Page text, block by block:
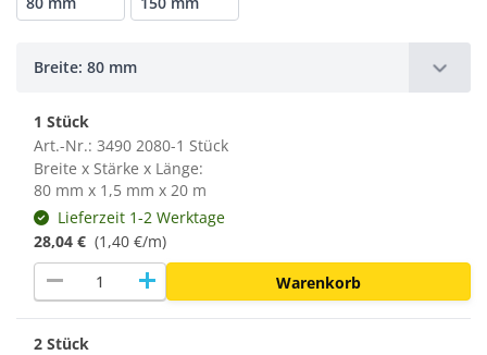
Breite: 80 mm
1 Stück
Art.-Nr.: 3490 2080-1 Stück
Breite x Stärke x Länge:
80 mm x 1,5 mm x 20 m
Lieferzeit 1-2 Werktage
28,04 € (1,40 €/m)
remove add Warenkorb
2 Stück